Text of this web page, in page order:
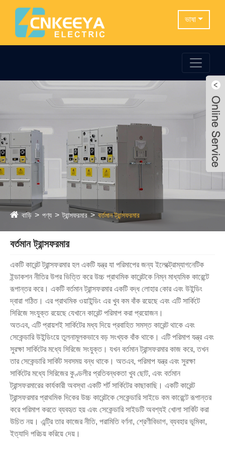
ভাষা
বাড়ি পণ্য ট্রান্সফরমার বর্তমান ট্রান্সফরমার
বর্তমান ট্রান্সফরমার
একটি কারেন্ট ট্রান্সফরমার হল একটি যন্ত্র যা পরিমাপের জন্য ইলেক্ট্রোম্যাগনেটিক
ইন্ডাকশন নীতির উপর ভিত্তি করে উচ্চ প্রাথমিক কারেন্টকে নিম্ন মাধ্যমিক কারেন্টে
রূপান্তর করে। একটি বর্তমান ট্রান্সফরমার একটি বদ্ধ লোহার কোর এবং উইন্ডিং
দ্বারা গঠিত। এর প্রাথমিক ওয়াইন্ডিং এর খুব কম বাঁক রয়েছে এবং এটি সার্কিটে
সিরিজে সংযুক্ত রয়েছে যেখানে কারেন্ট পরিমাপ করা প্রয়োজন।
অতএব, এটি প্রায়শই সার্কিটের মধ্য দিয়ে প্রবাহিত সমস্ত কারেন্ট থাকে এবং
সেকেন্ডারি উইন্ডিংয়ে তুলনামূলকভাবে বড় সংখ্যক বাঁক থাকে। এটি পরিমাপ যন্ত্র এবং
সুরক্ষা সার্কিটের মধ্যে সিরিজে সংযুক্ত। যখন বর্তমান ট্রান্সফরমার কাজ করে, তখন
তার সেকেন্ডারি সার্কিট সবসময় বন্ধ থাকে। অতএব, পরিমাপ যন্ত্র এবং সুরক্ষা
সার্কিটের মধ্যে সিরিজের কুণ্ডলীর প্রতিবন্ধকতা খুব ছোট, এবং বর্তমান
ট্রান্সফরমারের কার্যকারী অবস্থা একটি শর্ট সার্কিটের কাছাকাছি। একটি কারেন্ট
ট্রান্সফরমার প্রাথমিক দিকের উচ্চ কারেন্টকে সেকেন্ডারি সাইডে কম কারেন্টে রূপান্তর
করে পরিমাপ করতে ব্যবহৃত হয় এবং সেকেন্ডারি সাইডটি অবশ্যই খোলা সার্কিট করা
উচিত নয়। এন্ট্রি তার কাজের নীতি, পরামিতি বর্ণনা, শ্রেণীবিভাগ, ব্যবহার ভূমিকা,
ইত্যাদি পরিচয় করিয়ে দেয়।